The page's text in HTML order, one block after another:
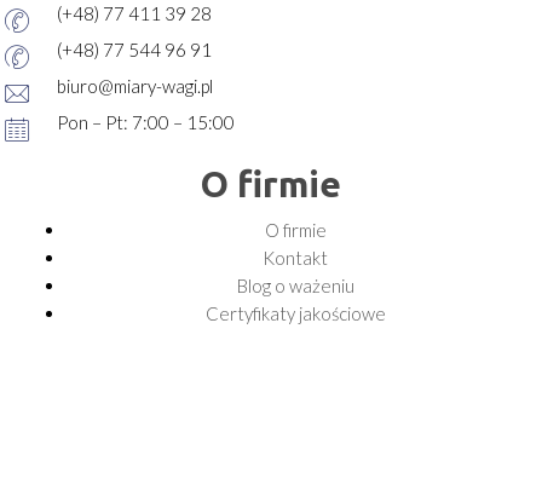
(+48) 77 411 39 28
(+48) 77 544 96 91
biuro@miary-wagi.pl
Pon – Pt: 7:00 – 15:00
O firmie
O firmie
Kontakt
Blog o ważeniu
Certyfikaty jakościowe